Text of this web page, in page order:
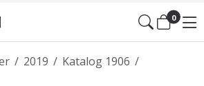
0
/ /
2019 /
Katalog 1906